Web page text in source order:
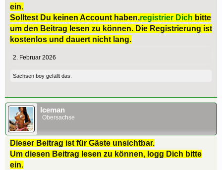
ein.
Solltest Du keinen Account haben,registrier Dich bitte
um den Beitrag lesen zu können. Die Registrierung ist
kostenlos und dauert nicht lang.
2. Februar 2026
Sachsen boy gefällt das.
Iceman
Obersachse
Dieser Beitrag ist für Gäste unsichtbar.
Um diesen Beitrag lesen zu können, logg Dich bitte
ein.